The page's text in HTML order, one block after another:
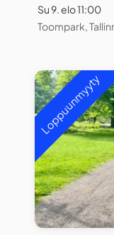
Su 9. elo 11:00
Toompark,
Loppuunmyyty